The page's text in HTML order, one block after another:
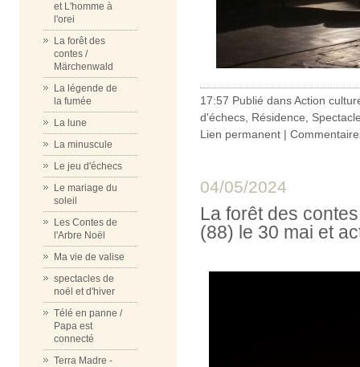
et L'homme à
l'orei
La forêt des
contes /
Märchenwald
La légende de
la fumée
La lune
La minuscule
Le jeu d'échecs
Le mariage du
soleil
Les Contes de
l'Arbre Noël
Ma vie de valise
spectacles de
noël et d'hiver
Télé en panne /
Papa est
connecté
Terra Madre -
17:57 Publié dansAction
d'échecs Résidence
Lien permanent |
04/05/2024
La forêt des
(88) le 30 mai et